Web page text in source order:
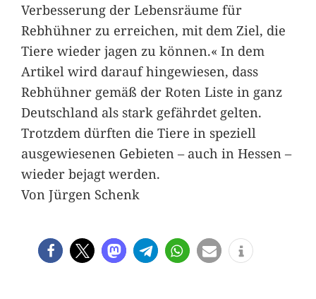
Verbesserung der Lebensräume für
Rebhühner zu erreichen, mit dem Ziel, die
Tiere wieder jagen zu können.« In dem
Artikel wird darauf hingewiesen, dass
Rebhühner gemäß der Roten Liste in ganz
Deutschland als stark gefährdet gelten.
Trotzdem dürften die Tiere in speziell
ausgewiesenen Gebieten – auch in Hessen –
wieder bejagt werden.
Von Jürgen Schenk